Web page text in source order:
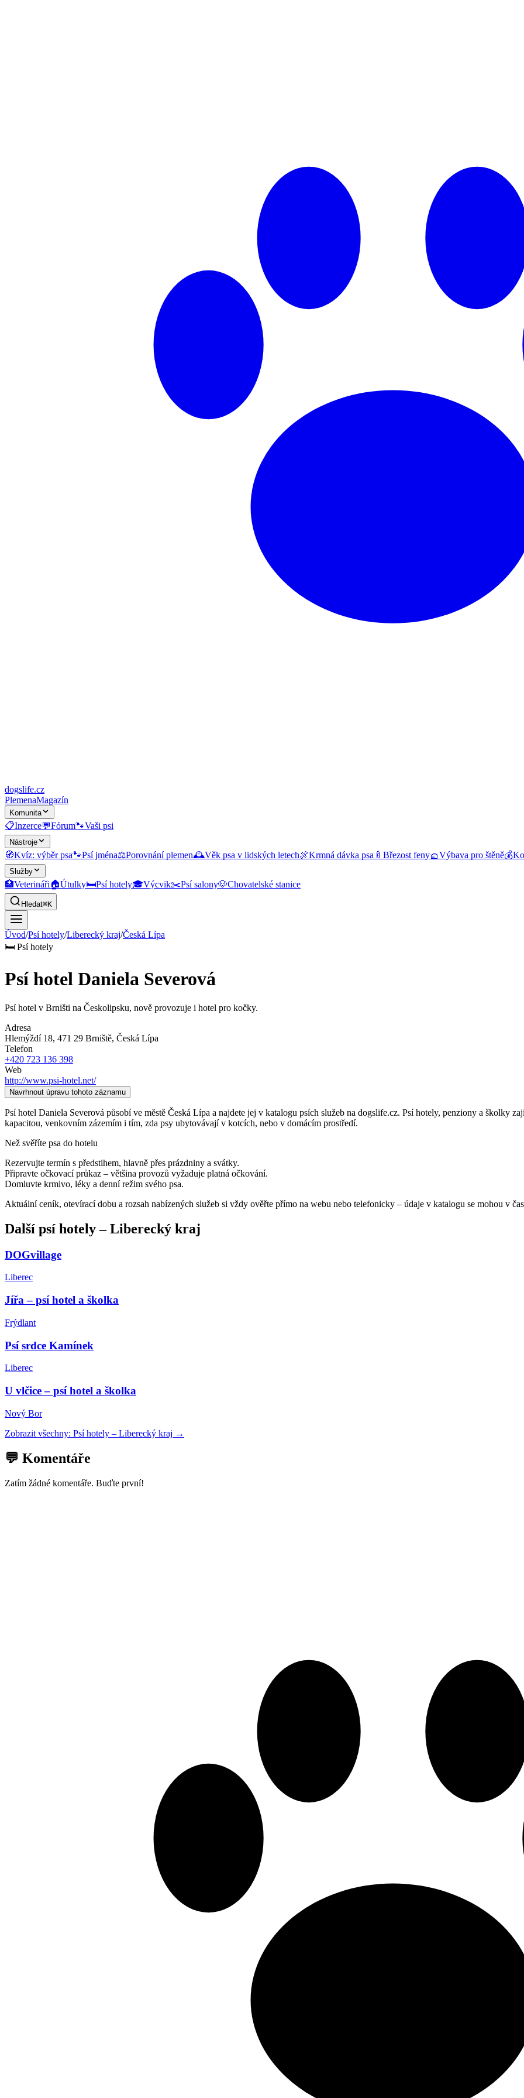
dogslife.cz
PlemenaMagazín
Komunita
📋Inzerce💬Fórum🐾Vaši psi
Nástroje
🧭Kvíz: výběr psa🐾Psí jména⚖️Porovnání plemen🕰️Věk psa v lidských letech🍖Krmná dávka psa 🍼 Březost feny🧺Výbava pro štěně💰
Služby
🏥Veterináři🏠Útulky🛏️Psí hotely🎓Výcvik✂️Psí salony🐶Chovatelské stanice
Hledat⌘K
Úvod/Psí hotely/Liberecký kraj/Česká Lípa
🛏️ Psí hotely
Psí hotel Daniela Severová
Psí hotel v Brništi na Českolipsku, nově provozuje i hotel pro kočky.
Adresa
Hlemýždí 18, 471 29 Brniště, Česká Lípa
Telefon
+420 723 136 398
Web
http://www.psi-hotel.net/
Navrhnout úpravu tohoto záznamu
Psí hotel Daniela Severová působí ve městě Česká Lípa a najdete jej v katalogu psích služeb na dogslife.cz. Psí hotely, penziony a školky
kapacitou, venkovním zázemím i tím, zda psy ubytovávají v kotcích, nebo v domácím prostředí.
Než svěříte psa do hotelu
Rezervujte termín s předstihem, hlavně přes prázdniny a svátky.
Připravte očkovací průkaz – většina provozů vyžaduje platná očkování.
Domluvte krmivo, léky a denní režim svého psa.
Aktuální ceník, otevírací dobu a rozsah nabízených služeb si vždy ověřte přímo na webu nebo telefonicky – údaje v katalogu se mohou v
Další psí hotely–Liberecký kraj
DOGvillage
Liberec
Jířa – psí hotel a školka
Frýdlant
Psí srdce Kamínek
Liberec
U vlčice – psí hotel a školka
Nový Bor
Zobrazit všechny: Psí hotely – Liberecký kraj →
💬 Komentáře
Zatím žádné komentáře. Buďte první!